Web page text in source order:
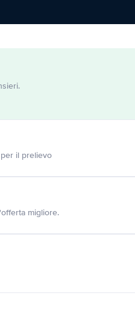
il prelievo
migliore.